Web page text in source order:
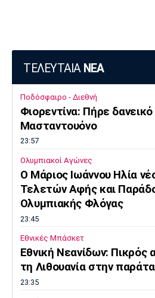
ΤΕΛΕΥΤΑΙΑ ΝΕΑ
Ποδόσφαιρο - Διεθνή
Φιορεντίνα: Πήρε
Μασταντουόνο
23:57
Ολυμπιακοί Αγώνες
O Μάριος Ιωάννου Ηλία
Τελετών Αφής και
Ολυμπιακής Φλόγας
23:45
Εθνικές Μπάσκετ
Εθνική Νεανίδων: Πικρός
τη Λιθουανία στην
23:35